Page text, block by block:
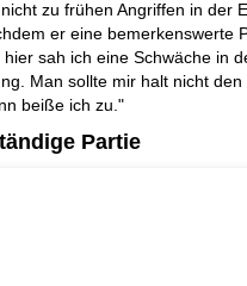
zu frühen Angriffen in der
er eine bemerkenswerte
hier sah ich eine Schwäche in
Man sollte mir halt nicht
beiße ich zu."
Partie